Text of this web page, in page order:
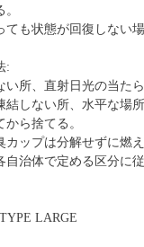
ても状態が回復しない
:
い所、直射日光の当た
結しない所、水平な場
から捨てる。
カップは分解せずに燃
自治体で定める区分に従
LARGE